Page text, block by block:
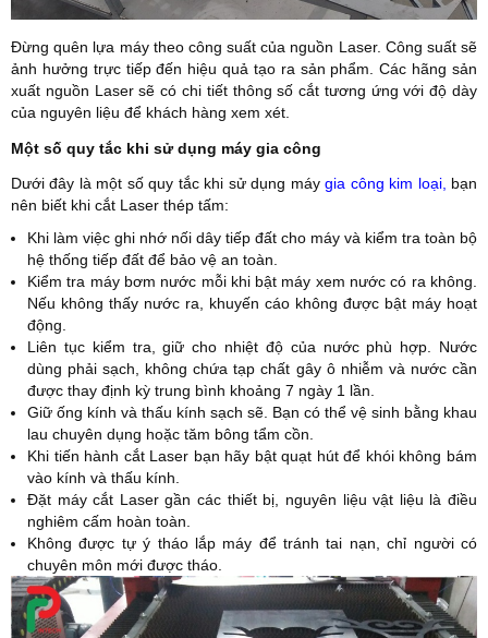
Đừng quên lựa máy theo công suất của nguồn Laser. Công suất sẽ
ảnh hưởng trực tiếp đến hiệu quả tạo ra sản phẩm. Các hãng sản
xuất nguồn Laser sẽ có chi tiết thông số cắt tương ứng với độ dày
của nguyên liệu để khách hàng xem xét.
Một số quy tắc khi sử dụng máy gia công
Dưới đây là một số quy tắc khi sử dụng máygia công kim loại, bạn
nên biết khi cắt Laser thép tấm:
Khi làm việc ghi nhớ nối dây tiếp đất cho máy và kiểm tra toàn bộ
hệ thống tiếp đất để bảo vệ an toàn.
Kiểm tra máy bơm nước mỗi khi bật máy xem nước có ra không.
Nếu không thấy nước ra, khuyến cáo không được bật máy hoạt
động.
Liên tục kiểm tra, giữ cho nhiệt độ của nước phù hợp. Nước
dùng phải sạch, không chứa tạp chất gây ô nhiễm và nước cần
được thay định kỳ trung bình khoảng 7 ngày 1 lần.
Giữ ống kính và thấu kính sạch sẽ. Bạn có thể vệ sinh bằng khau
lau chuyên dụng hoặc tăm bông tẩm cồn.
Khi tiến hành cắt Laser bạn hãy bật quạt hút để khói không bám
vào kính và thấu kính.
Đặt máy cắt Laser gần các thiết bị, nguyên liệu vật liệu là điều
nghiêm cấm hoàn toàn.
Không được tự ý tháo lắp máy để tránh tai nạn, chỉ người có
chuyên môn mới được tháo.